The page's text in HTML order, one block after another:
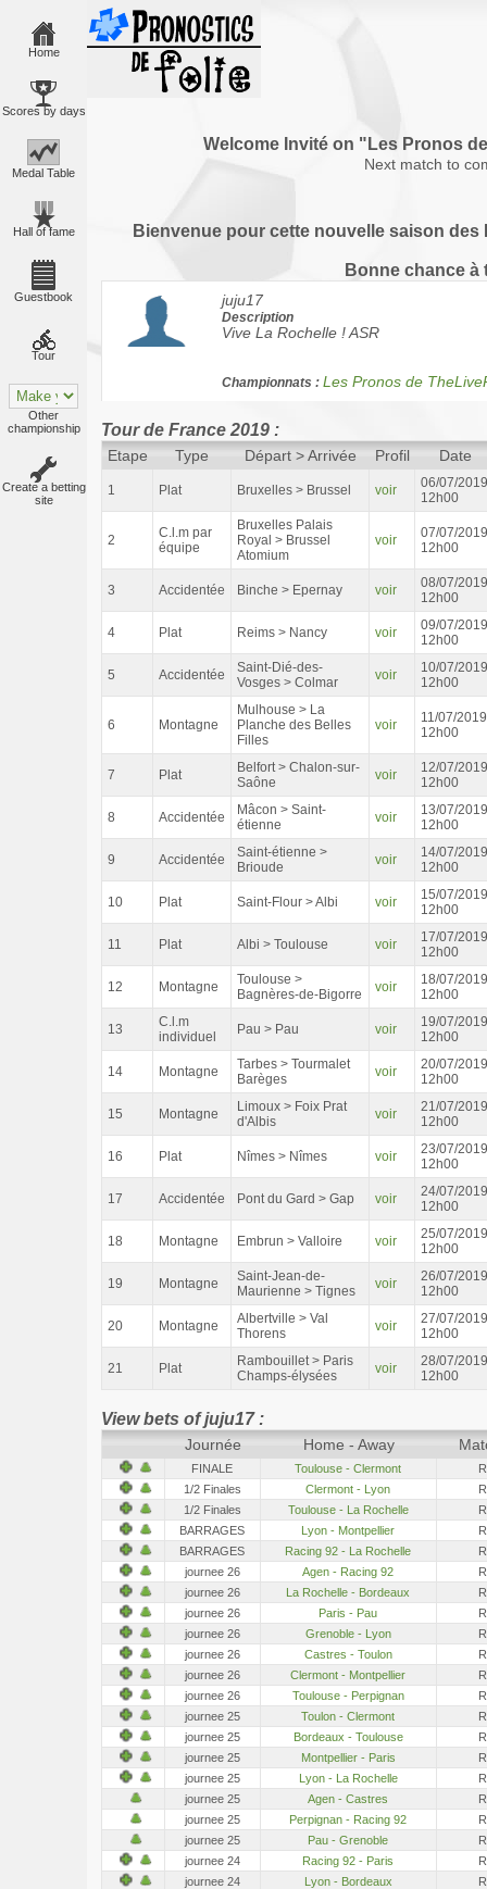
Home
Scores by days
Medal Table
Hall of fame
Guestbook
Tour
Other
championship
Create a betting
site
Welcome Invité on "Les Pronos
Next match to
Bienvenue pour cette nouvelle saison des
Bonne chance à
juju17
Description
Vive La Rochelle ! ASR
Championnats : Les Pronos de
Tour de France 2019 :
Etape Type Départ > Arrivée Profil Date
1 Plat Bruxelles > Brussel voir
06/07/2019
12h00
2
C.l.m par
équipe
Bruxelles Palais
Royal > Brussel
Atomium
voir
07/07/2019
12h00
3 Accidentée Binche > Epernay voir
08/07/2019
12h00
4 Plat Reims > Nancy voir
09/07/2019
12h00
5 Accidentée
Saint-Dié-des-
Vosges > Colmar
voir
10/07/2019
12h00
6 Montagne
Mulhouse > La
Planche des Belles
Filles
voir
11/07/2019
12h00
7 Plat
Belfort > Chalon-sur-
Saône
voir
12/07/2019
12h00
8 Accidentée
Mâcon > Saint-
étienne
voir
13/07/2019
12h00
9 Accidentée
Saint-étienne >
Brioude
voir
14/07/2019
12h00
10 Plat Saint-Flour > Albi voir
15/07/2019
12h00
11 Plat Albi > Toulouse voir
17/07/2019
12h00
12 Montagne
Toulouse >
Bagnères-de-Bigorre
voir
18/07/2019
12h00
13
C.l.m
individuel
Pau > Pau voir
19/07/2019
12h00
14 Montagne
Tarbes > Tourmalet
Barèges
voir
20/07/2019
12h00
15 Montagne
Limoux > Foix Prat
d'Albis
voir
21/07/2019
12h00
16 Plat Nîmes > Nîmes voir
23/07/2019
12h00
17 Accidentée Pont du Gard > Gap voir
24/07/2019
12h00
18 Montagne Embrun > Valloire voir
25/07/2019
12h00
19 Montagne
Saint-Jean-de-
Maurienne > Tignes
voir
26/07/2019
12h00
20 Montagne
Albertville > Val
Thorens
voir
27/07/2019
12h00
21 Plat
Rambouillet > Paris
Champs-élysées
voir
28/07/2019
12h00
View bets of juju17 :
Journée Home - Away
FINALE Toulouse - Clermont
1/2 Finales
Clermont - Lyon
1/2 Finales
Toulouse - La Rochelle
BARRAGES
Lyon - Montpellier
BARRAGES
Racing 92 - La Rochelle
journee 26
Agen - Racing 92
journee 26
La Rochelle - Bordeaux
journee 26
Paris - Pau
journee 26
Grenoble - Lyon
journee 26
Castres - Toulon
journee 26
Clermont - Montpellier
journee 26
Toulouse - Perpignan
journee 25
Toulon - Clermont
journee 25
Bordeaux - Toulouse
journee 25
Montpellier - Paris
journee 25
Lyon - La Rochelle
journee 25
Agen - Castres
journee 25
Perpignan - Racing 92
journee 25
Pau - Grenoble
journee 24
Racing 92 - Paris
journee 24
Lyon - Bordeaux